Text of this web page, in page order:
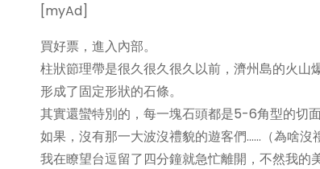
[myAd]
買好票，進入內部。
柱狀節理帶是很久很久很久以前，濟州島的火
形成了固定形狀的石條。
其實還蠻特別的，每一塊石頭都是5-6角型的切面
如果，沒有那一大波沒禮貌的遊客們……（為啥沒
我在瞭望台逗留了四分鐘就急忙離開，不然我的